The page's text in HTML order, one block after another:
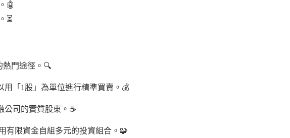
🤖
⏳
熱門途徑。🔍
用「1股」為單位進行精準買賣。💰
公司的實質股東。☕
有限資金自組多元的投資組合。🧩